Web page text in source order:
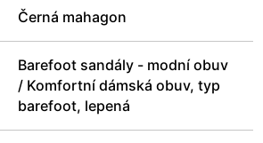
Černá mahagon
Barefoot sandály - modní obuv
/ Komfortní dámská obuv, typ
barefoot, lepená